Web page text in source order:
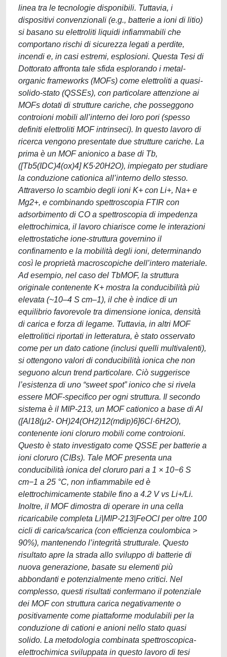
linea tra le tecnologie disponibili. Tuttavia, i
dispositivi convenzionali (e.g., batterie a ioni di litio)
si basano su elettroliti liquidi infiammabili che
comportano rischi di sicurezza legati a perdite,
incendi e, in casi estremi, esplosioni. Questa Tesi di
Dottorato affronta tale sfida esplorando i metal-
organic frameworks (MOFs) come elettroliti a quasi-
solido-stato (QSSEs), con particolare attenzione ai
MOFs dotati di strutture cariche, che posseggono
controioni mobili all’interno dei loro pori (spesso
definiti elettroliti MOF intrinseci). In questo lavoro di
ricerca vengono presentate due strutture cariche. La
prima è un MOF anionico a base di Tb,
([Tb5(IDC)4(ox)4] K5∙20H2O), impiegato per studiare
la conduzione cationica all’interno dello stesso.
Attraverso lo scambio degli ioni K+ con Li+, Na+ e
Mg2+, e combinando spettroscopia FTIR con
adsorbimento di CO a spettroscopia di impedenza
elettrochimica, il lavoro chiarisce come le interazioni
elettrostatiche ione-struttura governino il
confinamento e la mobilità degli ioni, determinando
così le proprietà macroscopiche dell’intero materiale.
Ad esempio, nel caso del TbMOF, la struttura
originale contenente K+ mostra la conducibilità più
elevata (~10–4 S cm–1), il che è indice di un
equilibrio favorevole tra dimensione ionica, densità
di carica e forza di legame. Tuttavia, in altri MOF
elettrolitici riportati in letteratura, è stato osservato
come per un dato catione (inclusi quelli multivalenti),
si ottengono valori di conducibilità ionica che non
seguono alcun trend particolare. Ciò suggerisce
l’esistenza di uno “sweet spot” ionico che si rivela
essere MOF-specifico per ogni struttura. Il secondo
sistema è il MIP-213, un MOF cationico a base di Al
([Al18(μ2- OH)24(OH2)12(mdip)6]6Cl·6H2O),
contenente ioni cloruro mobili come controioni.
Questo è stato investigato come QSSE per batterie a
ioni cloruro (CIBs). Tale MOF presenta una
conducibilità ionica del cloruro pari a 1 × 10−6 S
cm−1 a 25 °C, non infiammabile ed è
elettrochimicamente stabile fino a 4.2 V vs Li+/Li.
Inoltre, il MOF dimostra di operare in una cella
ricaricabile completa Li|MIP-213|FeOCl per oltre 100
cicli di carica/scarica (con efficienza coulombica >
90%), mantenendo l’integrità strutturale. Questo
risultato apre la strada allo sviluppo di batterie di
nuova generazione, basate su elementi più
abbondanti e potenzialmente meno critici. Nel
complesso, questi risultati confermano il potenziale
dei MOF con struttura carica negativamente o
positivamente come piattaforme modulabili per la
conduzione di cationi e anioni nello stato quasi
solido. La metodologia combinata spettroscopica-
elettrochimica sviluppata in questo lavoro di tesi